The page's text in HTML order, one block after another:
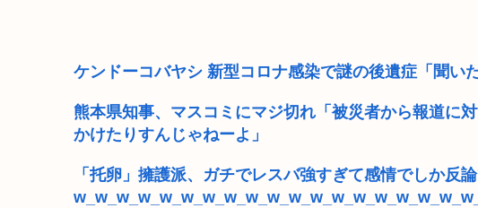
韓国人「え待って、何で日本の避難所って10年前と同レベルな
トランプ大統領「弾薬不足はフェイクニュース、情報漏らした
部落民のことお前らの地域ってなんて言ってた？
中国大使館に侵入した自衛官（24）、動機を告白「中国の強硬
ケンドーコバヤシ 新型コロナ感染で謎の後遺症「聞い
熊本県知事、マスコミにマジ切れ「被災者から報道に
かけたりすんじゃねーよ」
「托卵」擁護派、ガチでレスバ強すぎて感情でしか反